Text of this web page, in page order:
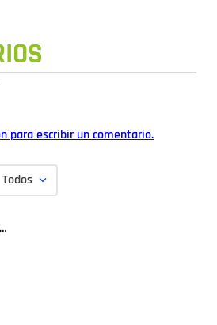
para escribir un comentario.
Todos